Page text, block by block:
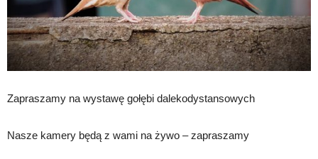
Zapraszamy na wystawę gołębi dalekodystansowych
Nasze kamery będą z wami na żywo – zapraszamy